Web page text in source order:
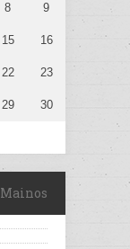
8 9
15 16
22 23
29 30
Mainos